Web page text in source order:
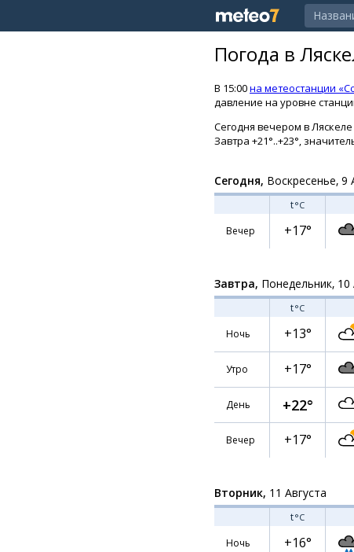
Погода в
В 15:00на метеостанции
давление на уровне
Сегодня вечером в
Завтра +21°..+23°,
Сегодня, Воскресенье, 9
t°C
Вечер
+17°
Завтра, Понедельник, 10
t°C
Ночь
+13°
Утро +17°
День +22°
Вечер +17°
Вторник, 11 Августа
t°C
Ночь
+16°